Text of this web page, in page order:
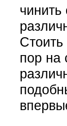
чинить
Стоить
пор на